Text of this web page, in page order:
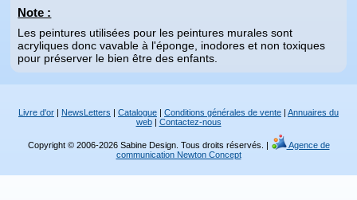
Note :
Les peintures utilisées pour les peintures murales sont
acryliques donc vavable à l'éponge, inodores et non toxiques
pour préserver le bien être des enfants.
Livre d'or | NewsLetters | Catalogue | Conditions générales de vente | Annuaires du
web| Contactez-nous
Copyright © 2006-2026 Sabine Design. Tous droits réservés. |
Agence de
communication Newton Concept